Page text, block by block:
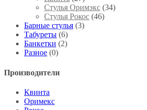
Стулья Оримэкс (34)
Стулья Рокос (46)
Барные стулья (3)
Табуреты (6)
Банкетки (2)
Разное (0)
Производители
Квинта
Оримекс